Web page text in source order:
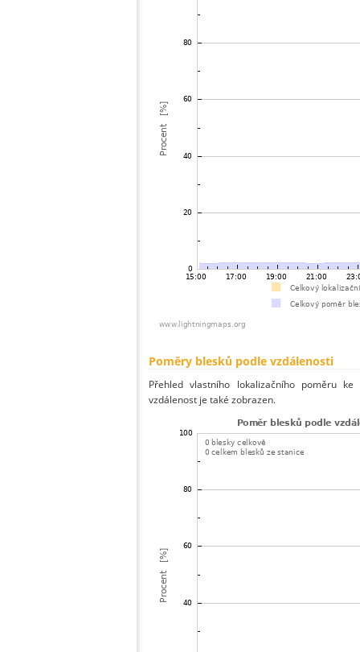
Poměry blesků podle vzdálenosti
Přehled vlastního lokalizačního poměru
vzdálenost je také zobrazen.